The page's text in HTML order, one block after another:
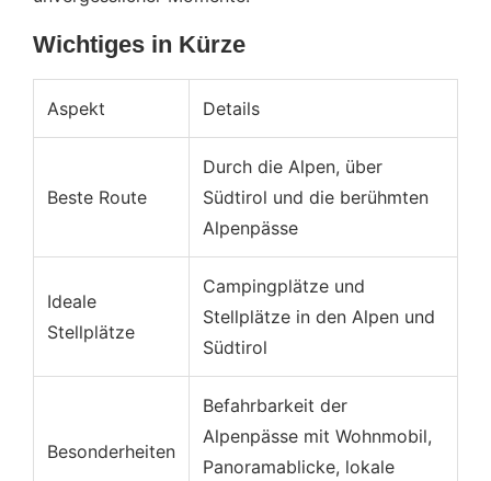
Reiseplanung und Dokumente
ToDo Tabelle vor der Abfahrt
Reiseplanung und Tipps
Kostenübersicht
Straßenverhältnisse und Sicherheit
Mautsystem in Italien
Verkehrsberuhigte Zonen (ZTL)
Fazit: Mit dem Wohnmobil durch die Alpen so
Wichtiges in Kürze
Aspekt Details
Beste Route
Durch die Alpen, über
Südtirol und die berühmten
Alpenpässe
Ideale
Stellplätze
Campingplätze und
Stellplätze in den Alpen und
Südtirol
Besonderheiten
Befahrbarkeit der
Alpenpässe mit Wohnmobil,
Panoramablicke, lokale